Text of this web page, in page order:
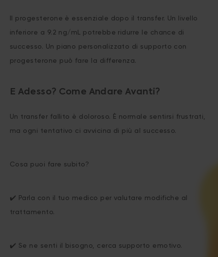
Il progesterone è essenziale dopo il transfer. Un livello
inferiore a 9.2 ng/mL potrebbe ridurre le chance di
successo. Un piano personalizzato di supporto con
progesterone può fare la differenza.
E Adesso? Come Andare Avanti?
Un transfer fallito è doloroso. È normale sentirsi frustrati,
ma ogni tentativo ci avvicina di più al successo.
Cosa puoi fare subito?
✔️ Parla con il tuo medico per valutare modifiche al
trattamento.
✔️ Se ne senti il bisogno, cerca supporto emotivo.